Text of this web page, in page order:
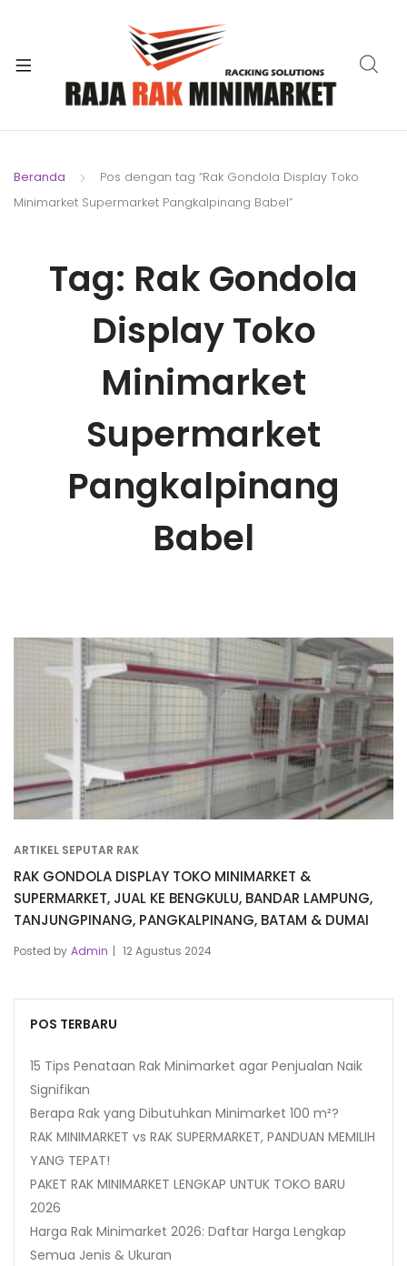
Beranda
Pos dengan tag “Rak Gondola Display Toko
Minimarket Supermarket Pangkalpinang Babel”
Tag: Rak Gondola
Display Toko
Minimarket
Supermarket
Pangkalpinang
Babel
ARTIKEL SEPUTAR RAK
RAK GONDOLA DISPLAY TOKO MINIMARKET &
SUPERMARKET, JUAL KE BENGKULU, BANDAR LAMPUNG,
TANJUNGPINANG, PANGKALPINANG, BATAM & DUMAI
Posted by Admin 12 Agustus 2024
POS TERBARU
15 Tips Penataan Rak Minimarket agar Penjualan Naik
Signifikan
Berapa Rak yang Dibutuhkan Minimarket 100 m²?
RAK MINIMARKET vs RAK SUPERMARKET, PANDUAN MEMILIH
YANG TEPAT!
PAKET RAK MINIMARKET LENGKAP UNTUK TOKO BARU
2026
Harga Rak Minimarket 2026: Daftar Harga Lengkap
Semua Jenis & Ukuran